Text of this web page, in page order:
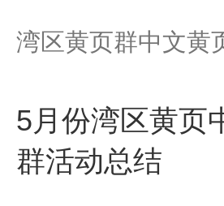
湾区黄页群中文黄
5月份湾区黄页
群活动总结